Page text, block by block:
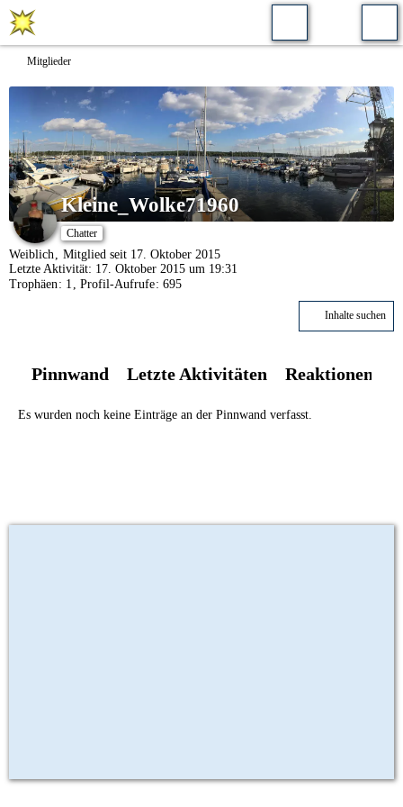
Mitglieder
Kleine_Wolke71960
Chatter
Weiblich
Mitglied seit 17. Oktober 2015
Letzte Aktivität: 17. Oktober 2015 um 19:31
Trophäen
1 Profil-Aufrufe 695
Inhalte suchen
Pinnwand Letzte Aktivitäten Reaktionen
Es wurden noch keine Einträge an der Pinnwand verfasst.